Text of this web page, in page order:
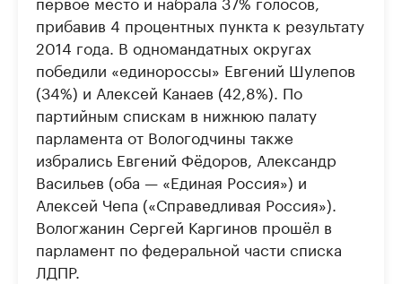
прибавив 4 процентных пункта к результату
2014 года. В одномандатных округах
победили «единороссы» Евгений Шулепов
(34%) и Алексей Канаев (42,8%). По
партийным спискам в нижнюю палату
парламента от Вологодчины также
избрались Евгений Фёдоров, Александр
Васильев (оба — «Единая Россия») и
Алексей Чепа («Справедливая Россия»).
Вологжанин Сергей Каргинов прошёл в
парламент по федеральной части списка
ЛДПР.